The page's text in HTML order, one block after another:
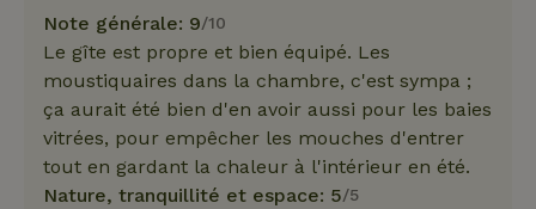
Note générale: 9/10
Le gîte est propre et bien équipé. Les
moustiquaires dans la chambre, c'est sympa ;
ça aurait été bien d'en avoir aussi pour les baies
vitrées, pour empêcher les mouches d'entrer
tout en gardant la chaleur à l'intérieur en été.
Nature, tranquillité et espace: 5/5